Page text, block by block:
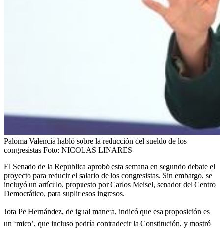
Paloma Valencia habló sobre la reducción del sueldo de los
congresistas Foto: NICOLAS LINARES
El Senado de la República aprobó esta semana en segundo debate el
proyecto para reducir el salario de los congresistas. Sin embargo, se
incluyó un artículo, propuesto por Carlos Meisel, senador del Centro
Democrático, para suplir esos ingresos.
Jota Pe Hernández, de igual manera, indicó que esa proposición es
un ‘mico’, que incluso podría contradecir la Constitución, y mostró